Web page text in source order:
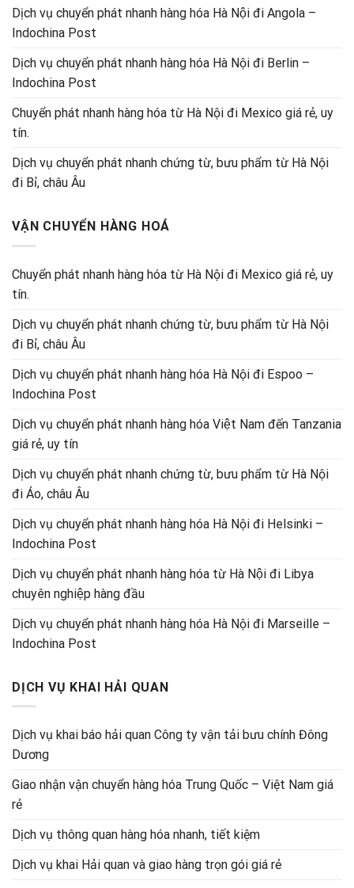
Dịch vụ chuyển phát nhanh hàng hóa Hà Nội đi Angola –
Indochina Post
Dịch vụ chuyển phát nhanh hàng hóa Hà Nội đi Berlin –
Indochina Post
Chuyển phát nhanh hàng hóa từ Hà Nội đi Mexico giá rẻ, uy
tín.
Dịch vụ chuyển phát nhanh chứng từ, bưu phẩm từ Hà Nội
đi Bỉ, châu Âu
VẬN CHUYỂN HÀNG HOÁ
Chuyển phát nhanh hàng hóa từ Hà Nội đi Mexico giá rẻ, uy
tín.
Dịch vụ chuyển phát nhanh chứng từ, bưu phẩm từ Hà Nội
đi Bỉ, châu Âu
Dịch vụ chuyển phát nhanh hàng hóa Hà Nội đi Espoo –
Indochina Post
Dịch vụ chuyển phát nhanh hàng hóa Việt Nam đến Tanzania
giá rẻ, uy tín
Dịch vụ chuyển phát nhanh chứng từ, bưu phẩm từ Hà Nội
đi Áo, châu Âu
Dịch vụ chuyển phát nhanh hàng hóa Hà Nội đi Helsinki –
Indochina Post
Dịch vụ chuyển phát nhanh hàng hóa từ Hà Nội đi Libya
chuyên nghiệp hàng đầu
Dịch vụ chuyển phát nhanh hàng hóa Hà Nội đi Marseille –
Indochina Post
DỊCH VỤ KHAI HẢI QUAN
Dịch vụ khai báo hải quan Công ty vận tải bưu chính Đông
Dương
Giao nhận vận chuyển hàng hóa Trung Quốc – Việt Nam giá
rẻ
Dịch vụ thông quan hàng hóa nhanh, tiết kiệm
Dịch vụ khai Hải quan và giao hàng trọn gói giá rẻ